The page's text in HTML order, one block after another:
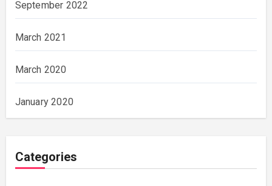
September 2022
March 2021
March 2020
January 2020
Categories